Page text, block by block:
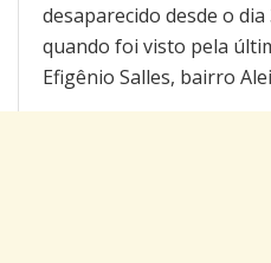
desaparecido desde o
quando foi visto pela
Efigênio Salles, bairro